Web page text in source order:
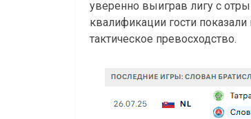
уверенно выиграв лигу с
квалификации гости
тактическое превосходство.